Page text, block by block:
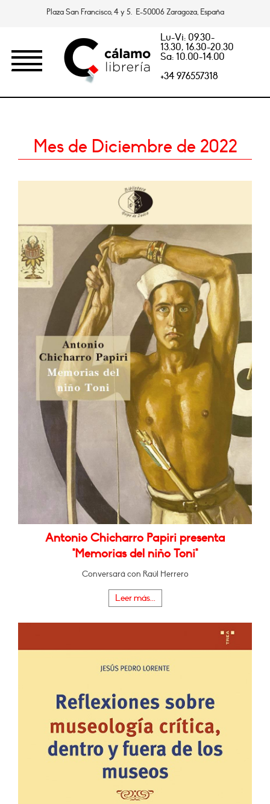
Plaza San Francisco, 4 y 5. E-50006 Zaragoza, España
Lu-Vi: 09.30-
13.30, 16.30-20.30
Sa: 10.00-14.00
+34 976557318
Mes de Diciembre de 2022
Antonio Chicharro Papiri presenta
"Memorias del niño Toni"
Conversará con Raúl Herrero
Leer más...